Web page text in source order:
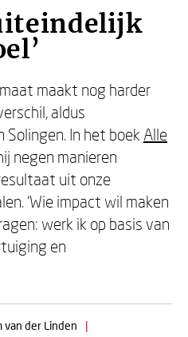
maakt nog harder
aldus
In het boek Alle
negen manieren
uit onze
‘Wie impact wil maken
werk ik op basis van
en
van der Linden
|